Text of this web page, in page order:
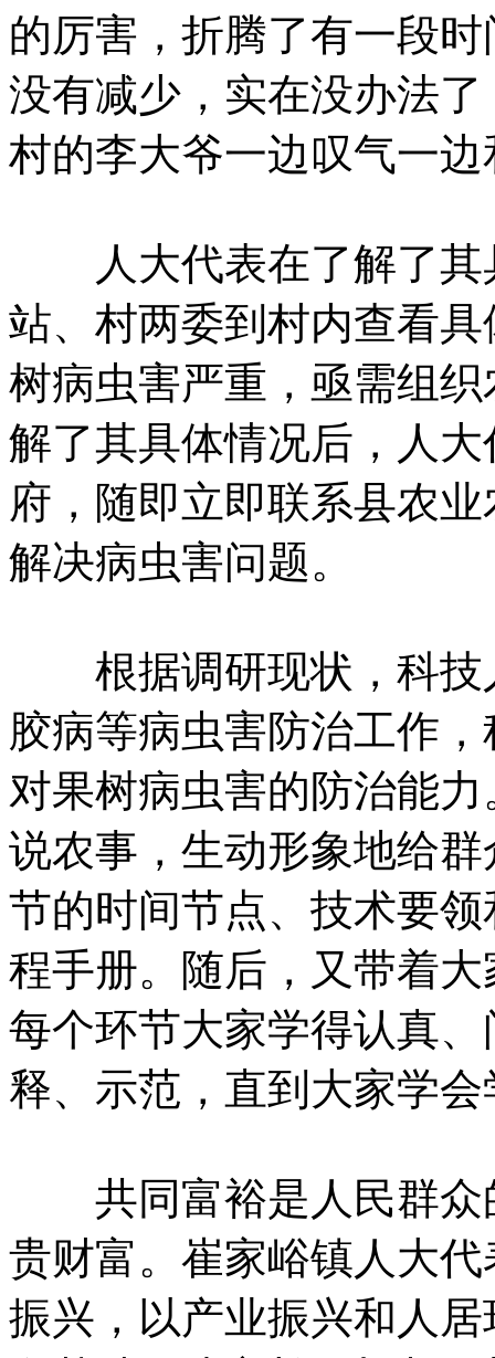
的厉害，折腾了有一段
没有减少，实在没办法
村的李大爷一边叹气一
人大代表在了解了其
站、村两委到村内查看
树病虫害严重，亟需组
解了其具体情况后，人
府，随即立即联系县农
解决病虫害问题。
根据调研现状，科技
胶病等病虫害防治工作
对果树病虫害的防治能
说农事，生动形象地给
节的时间节点、技术要
程手册。随后，又带着
每个环节大家学得认真
释、示范，直到大家学
共同富裕是人民群众
贵财富。崔家峪镇人大
振兴，以产业振兴和人